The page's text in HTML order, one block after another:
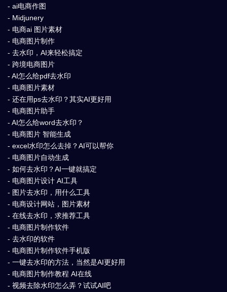
- ai电商作图
- Midjunery
- 电商ai 图片素材
- 电商图片制作
- 去水印，AI来轻松搞定
- 跨境电商图片
- AI怎么给pdf去水印
- 电商图片素材
- 还在用ps去水印？其实AI更好用
- 电商图片助手
- AI怎么给word去水印？
- 电商图片 智能生成
- excel水印怎么去掉？AI可以帮你
- 电商图片自动生成
- 如何去水印？AI一键就搞定
- 电商图片设计 AI工具
- 图片去水印，用什么工具
- 电商设计网站，图片素材
- 在线去水印，求推荐工具
- 电商图片制作软件
- 去水印的软件
- 电商图片制作软件手机版
- 一键去水印的方法，当然是AI更好用
- 电商图片制作教程 AI在线
- 视频去除水印怎么弄？试试AI吧